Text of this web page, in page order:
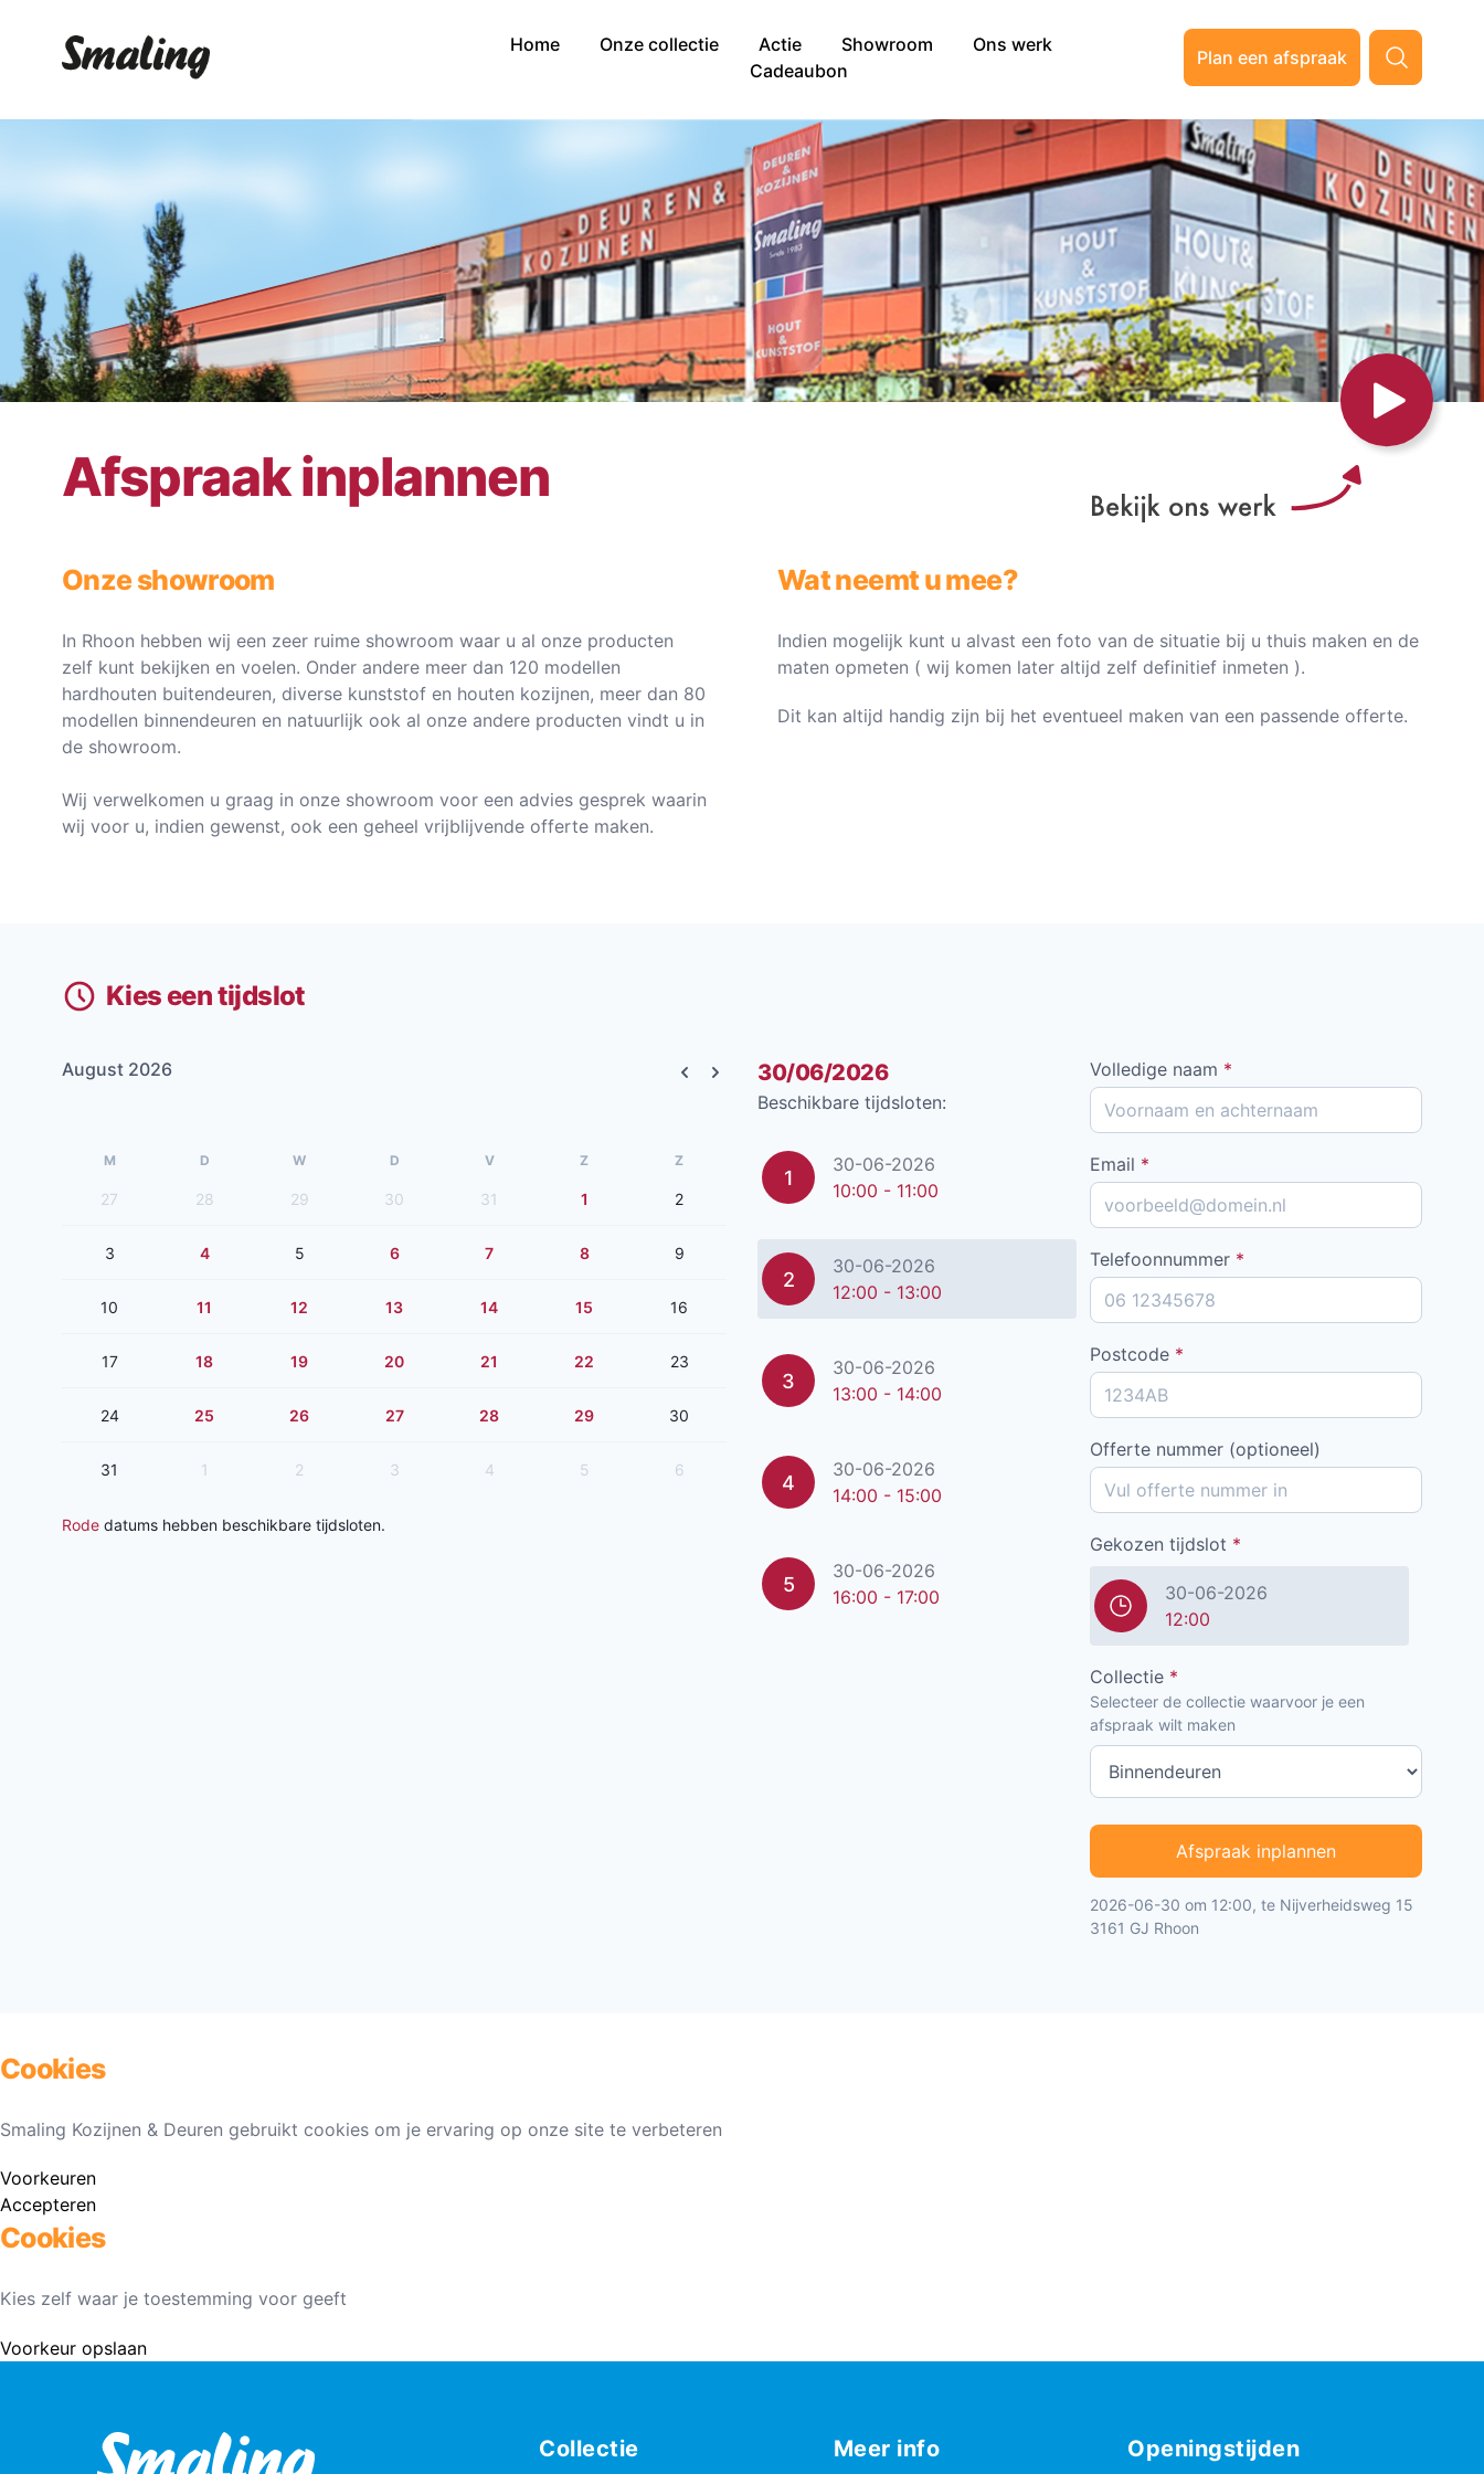
Home Onze collectie Actie Showroom
Ons werk
Cadeaubon
Plan een afspraak
Afspraak inplannen
Onze showroom
In Rhoon hebben wij een zeer ruime showroom waar u al onze producten
zelf kunt bekijken en voelen. Onder andere meer dan 120 modellen
hardhouten buitendeuren, diverse kunststof en houten kozijnen, meer dan 80
modellen binnendeuren en natuurlijk ook al onze andere producten vindt u in
de showroom.
Wij verwelkomen u graag in onze showroom voor een advies gesprek waarin
wij voor u, indien gewenst, ook een geheel vrijblijvende offerte maken.
Wat neemt u mee?
Indien mogelijk kunt u alvast een foto van de situatie bij u thuis maken en de
maten opmeten ( wij komen later altijd zelf definitief inmeten ).
Dit kan altijd handig zijn bij het eventueel maken van een passende offerte.
Kies een tijdslot
August 2026
Previous month
Next month
M D W D V Z Z
27 28 29 30 31 1 2
3 4 5 6 7 8 9
10 11 12 13 14 15 16
17 18 19 20 21 22 23
24 25 26 27 28 29 30
31 1 2 3 4 5 6
Rode datums hebben beschikbare tijdsloten.
30/06/2026
Beschikbare tijdsloten:
1
30-06-2026
10:00 - 11:00
2
30-06-2026
12:00 - 13:00
3
30-06-2026
13:00 - 14:00
4
30-06-2026
14:00 - 15:00
5
30-06-2026
16:00 - 17:00
Volledige naam *
Email *
Telefoonnummer *
Postcode *
Offerte nummer (optioneel)
Gekozen tijdslot *
30-06-2026
12:00
Collectie *
Selecteer de collectie waarvoor je een
afspraak wilt maken
Afspraak inplannen
2026-06-30 om 12:00, te Nijverheidsweg 15
3161 GJ Rhoon
Cookies
Smaling Kozijnen & Deuren gebruikt cookies om je ervaring op onze site te verbeteren
Voorkeuren
Accepteren
Cookies
Kies zelf waar je toestemming voor geeft
Voorkeur opslaan
Collectie Meer info Openingstijden